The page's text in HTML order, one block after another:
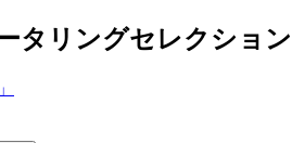
リングセレクショ